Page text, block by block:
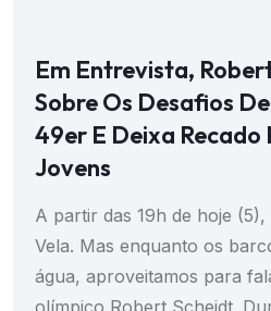
Em Entrevista,
Sobre Os Desafios
49er E Deixa Recado
Jovens
A partir das 19h de hoje
Vela. Mas enquanto os
água, aproveitamos para
olímpico Robert Scheidt.